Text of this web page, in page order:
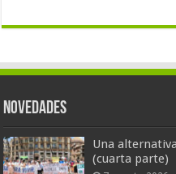
Novedades
Una
(cuarta parte)